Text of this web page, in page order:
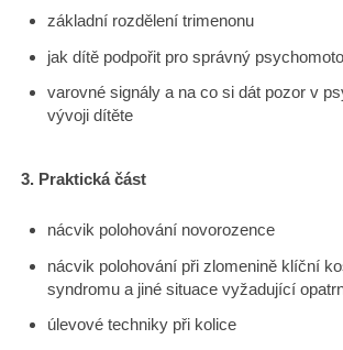
základní rozdělení trimenonu
jak dítě podpořit pro správný
varovné signály a na co si dát pozor v
vývoji dítěte
3. Praktická část
nácvik polohování novorozence
nácvik polohování při zlomenině klíční
syndromu a jiné situace vyžadující
úlevové techniky při kolice